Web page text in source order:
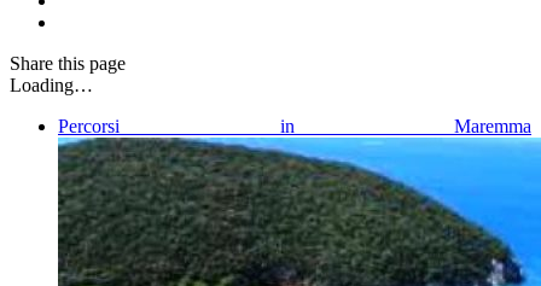
Share this page
Loading…
Percorsi in Maremma